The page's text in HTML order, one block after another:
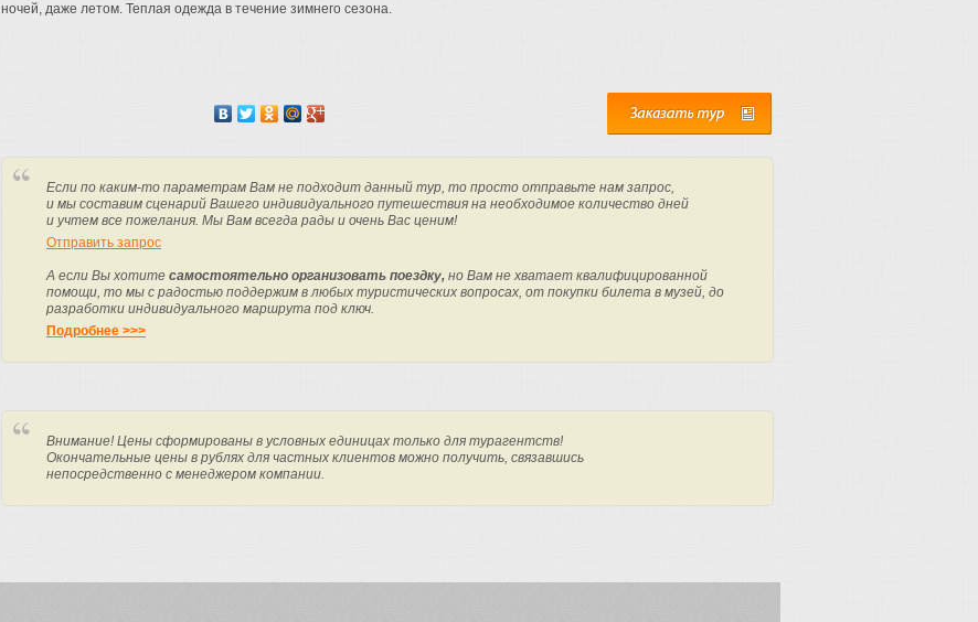
ночей, даже летом. Теплая одежда в течение зимнего сезона.
Если по каким-то параметрам Вам не подходит данный тур, то просто отправьте нам запрос,
и мы составим сценарий Вашего индивидуального путешествия на необходимое количество дней
и учтем все пожелания. Мы Вам всегда рады и очень Вас ценим!
Отправить запрос
А если Вы хотите самостоятельно организовать поездку, но Вам не хватает квалифицированной
помощи, то мы с радостью поддержим в любых туристических вопросах, от покупки билета в музей, до
разработки индивидуального маршрута под ключ.
Подробнее >>>
Внимание! Цены сформированы в условных единицах только для турагентств!
Окончательные цены в рублях для частных клиентов можно получить, связавшись
непосредственно с менеджером компании.